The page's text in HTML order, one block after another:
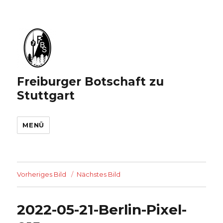
Freiburger Botschaft zu
Stuttgart
MENÜ
Vorheriges Bild Nächstes Bild
2022-05-21-Berlin-Pixel-